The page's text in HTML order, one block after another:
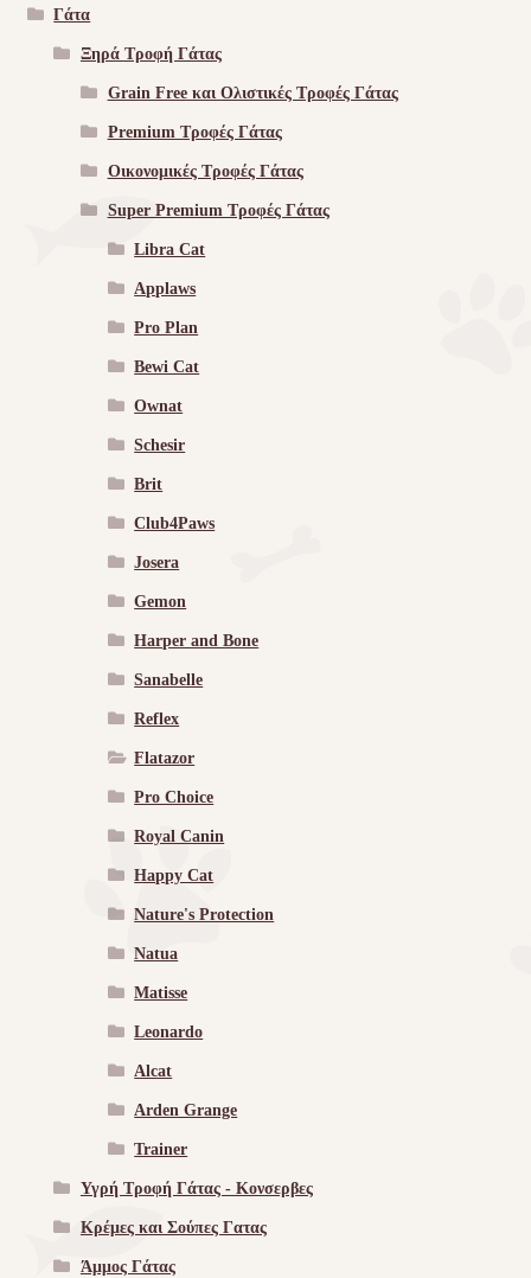
Γάτα
Ξηρά Τροφή Γάτας
Grain Free και Ολιστικές Τροφές Γάτας
Premium Τροφές Γάτας
Οικονομικές Τροφές Γάτας
Super Premium Τροφές Γάτας
Libra Cat
Applaws
Pro Plan
Bewi Cat
Ownat
Schesir
Brit
Club4Paws
Josera
Gemon
Harper and Bone
Sanabelle
Reflex
Flatazor
Pro Choice
Royal Canin
Happy Cat
Nature's Protection
Natua
Matisse
Leonardo
Alcat
Arden Grange
Trainer
Υγρή Τροφή Γάτας - Kονσερβες
Κρέμες και Σούπες Γατας
Άμμος Γάτας